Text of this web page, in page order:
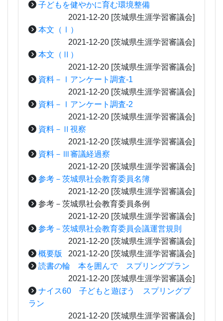
子どもを健やかに育む環境整備
2021-12-20 [茨城県生涯学習審議会]
本文（Ⅰ）
2021-12-20 [茨城県生涯学習審議会]
本文（Ⅱ）
2021-12-20 [茨城県生涯学習審議会]
資料－Ⅰアンケート調査-1
2021-12-20 [茨城県生涯学習審議会]
資料－Ⅰアンケート調査-2
2021-12-20 [茨城県生涯学習審議会]
資料－Ⅱ視察
2021-12-20 [茨城県生涯学習審議会]
資料－Ⅲ審議経過察
2021-12-20 [茨城県生涯学習審議会]
参考－茨城県社会教育委員名簿
2021-12-20 [茨城県生涯学習審議会]
参考－茨城県社会教育委員条例
2021-12-20 [茨城県生涯学習審議会]
参考－茨城県社会教育委員会議運営規則
2021-12-20 [茨城県生涯学習審議会]
概要版
2021-12-20 [茨城県生涯学習審議会]
読書の輪 本を囲んで スプリングプラン
2021-12-20 [茨城県生涯学習審議会]
ナイス60 子どもと遊ぼう スプリングプ
ラン
2021-12-20 [茨城県生涯学習審議会]